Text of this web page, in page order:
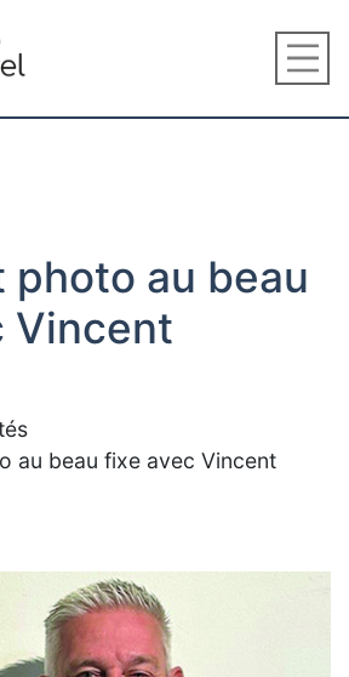
photo au beau
Vincent
au beau fixe avec Vincent